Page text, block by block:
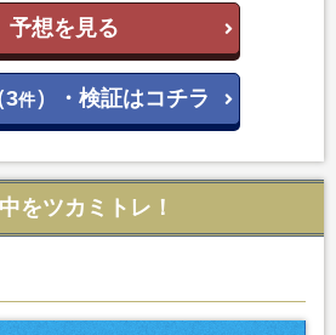
予想を見る
3件）・検証はコチラ
をツカミトレ！